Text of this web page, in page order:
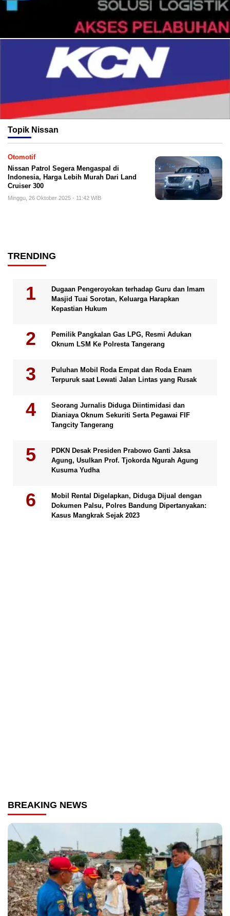
Topik Nissan
Otomotif
Nissan Patrol Segera Mengaspal di
Indonesia, Harga Lebih Murah Dari Land
Cruiser 300
Minggu, 26 Oktober 2025 - 11:42 WIB
TRENDING
Dugaan Pengeroyokan terhadap Guru dan Imam
Masjid Tuai Sorotan, Keluarga Harapkan
Kepastian Hukum
Pemilik Pangkalan Gas LPG, Resmi Adukan
Oknum LSM Ke Polresta Tangerang
Puluhan Mobil Roda Empat dan Roda Enam
Terpuruk saat Lewati Jalan Lintas yang Rusak
Seorang Jurnalis Diduga Diintimidasi dan
Dianiaya Oknum Sekuriti Serta Pegawai FIF
Tangcity Tangerang
PDKN Desak Presiden Prabowo Ganti Jaksa
Agung, Usulkan Prof. Tjokorda Ngurah Agung
Kusuma Yudha
Mobil Rental Digelapkan, Diduga Dijual dengan
Dokumen Palsu, Polres Bandung Dipertanyakan:
Kasus Mangkrak Sejak 2023
BREAKING NEWS